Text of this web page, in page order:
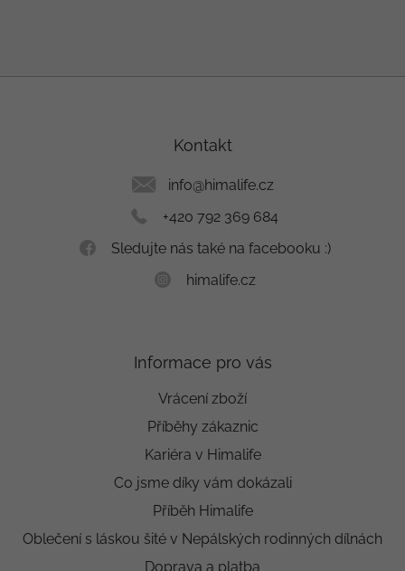
Kontakt
info@himalife.cz
+420 792 369 684
Sledujte nás také na facebooku :)
himalife.cz
Informace pro vás
Vrácení zboží
Příběhy zákaznic
Kariéra v Himalife
Co jsme díky vám dokázali
Příběh Himalife
Oblečení s láskou šité v Nepálských rodinných dílnách
Doprava a platba